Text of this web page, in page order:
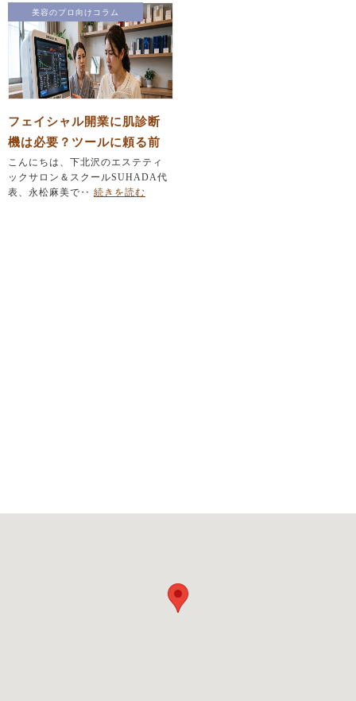
美容のプロ向けコラム
フェイシャル開業に肌診断
機は必要？ツールに頼る前
にエステティシャンが育て
るべき「たった一つの力」
こんにちは、下北沢のエステティ
ックサロン＆スクールSUHADA代
表、永松麻美で‥ 続きを読む